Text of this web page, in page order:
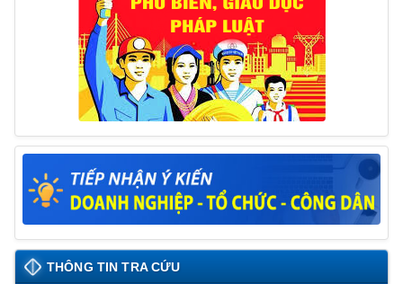
THÔNG TIN TRA CỨU